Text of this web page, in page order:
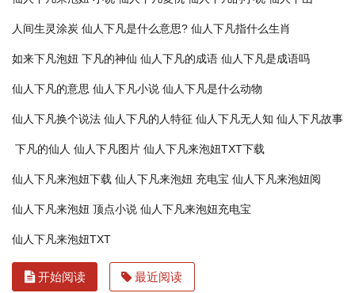
人间生灵涂炭 仙人下凡是什么意思? 仙人下凡指什么生肖
如来下凡泡妞 下凡的神仙 仙人下凡的成语 仙人下凡是成语吗
仙人下凡的意思 仙人下凡小说 仙人下凡是什么动物
仙人下凡换个说法 仙人下凡的人特征 仙人下凡无人知 仙人下凡故事
下凡的仙人 仙人下凡图片 仙人下凡来泡妞TXT下载
仙人下凡来泡妞下载 仙人下凡来泡妞 充电宝 仙人下凡来泡妞阅
仙人下凡来泡妞 顶点小说 仙人下凡来泡妞充电宝
仙人下凡来泡妞TXT
开始阅读 最近阅读